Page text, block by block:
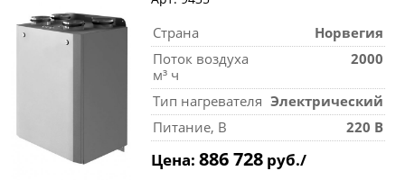
Страна
Норвегия
Поток воздуха
м³ ч
2000
Тип нагревателя Электрический
Питание, В
220 В
Цена: 886 728руб./